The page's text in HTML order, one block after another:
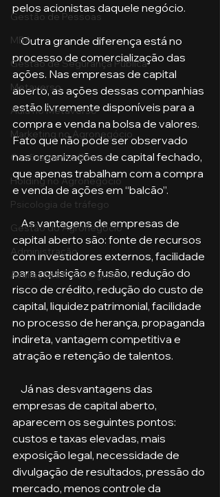
Gestão de Pessoas
MBA
Gestão de Segurança Publica
Metaverso
Aula no Metaverso
Marketing no Agronegócio
Confinamento Bovino
Holding no Agronegócio
Psicologia de tráfego
Gestão do Agronegócio
Administração
Avaliações Psicológicas
pelos acionistas daquele negócio.
    Outra grande diferença está no
processo de comercialização das
ações. Nas empresas de capital
aberto, as ações dessas companhias
estão livremente disponíveis para a
compra e venda na bolsa de valores.
Fato que não pode ser observado
nas organizações de capital fechado,
que apenas trabalham com a compra
e venda de ações em “balcão”.
    As vantagens de empresas de
capital aberto são: fonte de recursos
com investidores externos, facilidade
para aquisição e fusão, redução do
risco de crédito, redução do custo de
capital, liquidez patrimonial, facilidade
no processo de herança, propaganda
indireta, vantagem competitiva e
atração e retenção de talentos.
empresas de capital aberto,
aparecem os seguintes pontos:
custos e taxas elevadas, mais
exposição legal, necessidade de
divulgação de resultados, pressão do
mercado, menos controle da